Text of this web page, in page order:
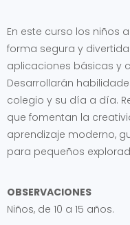
En este curso los niños
forma segura y
aplicaciones básicas y
Desarrollarán
colegio y su día a día.
que fomentan la
aprendizaje moderno,
para pequeños
OBSERVACIONES
Niños, de 10 a 15 años.